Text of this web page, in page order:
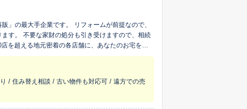
」の最大手企業です。 リフォームが前提なので、
す。 不要な家財の処分も引き受けますので、相続
を超える地元密着の各店舗に、あなたのお宅を生
/ 住み替え相談 / 古い物件も対応可 / 遠方での売